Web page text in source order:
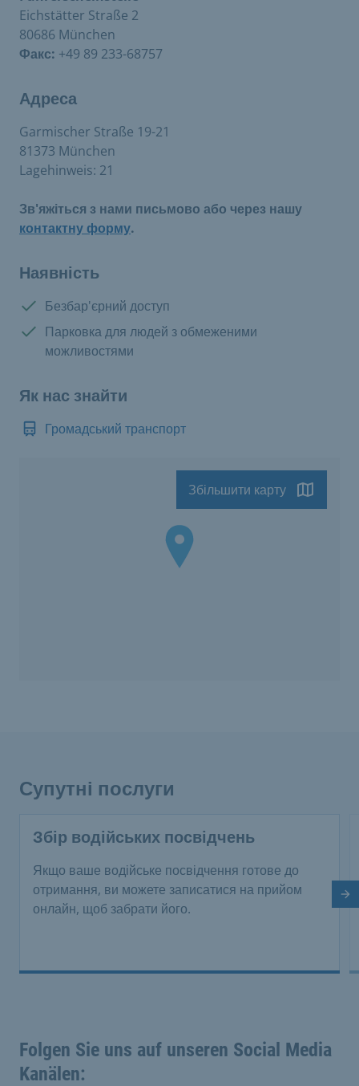
Eichstätter Straße 2
80686 München
Факс: +49 89 233-68757
Адреса
Garmischer Straße 19-21
81373 München
Lagehinweis: 21
Зв'яжіться з нами письмово або через нашу
контактну форму.
Наявність
Є в наявності:
Безбар'єрний доступ
Є в наявності:
Парковка для людей з обмеженими
можливостями
Як нас знайти
Громадський транспорт
Збільшити карту
Супутні послуги
Збір водійських посвідчень
Якщо ваше водійське посвідчення готове до
отримання, ви можете записатися на прийом
онлайн, щоб забрати його.
Folgen Sie uns auf unseren Social Media
Kanälen: